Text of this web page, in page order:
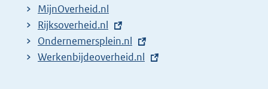
l
i
n
k
MijnOverheid.nl
E
x
t
Rijksoverheid.nl
E
x
Ondernemersplein.nl
E
Werkenbijdeoverheid.nl